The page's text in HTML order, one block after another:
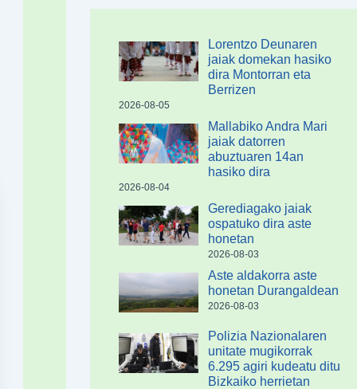
Lorentzo Deunaren
jaiak domekan hasiko
dira Montorran eta
Berrizen
2026-08-05
Mallabiko Andra Mari
jaiak datorren
abuztuaren 14an
hasiko dira
2026-08-04
Gerediagako jaiak
ospatuko dira aste
honetan
2026-08-03
Aste aldakorra aste
honetan Durangaldean
2026-08-03
Polizia Nazionalaren
unitate mugikorrak
6.295 agiri kudeatu ditu
Bizkaiko herrietan